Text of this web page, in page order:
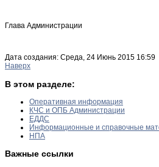
Глава
Дата создания: Среда, 24 Июнь 2015 16:59
Наверх
В этом разделе:
Оперативная информация
КЧС и ОПБ Администрации
ЕДДС
Информационные и справочные
НПА
Важные ссылки